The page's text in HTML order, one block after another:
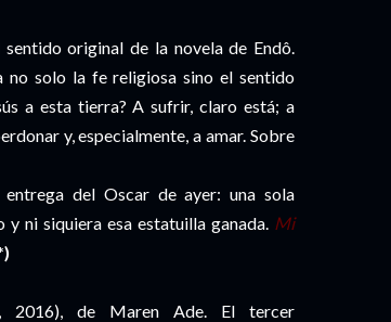
original de la novela de Endô.
no solo la fe religiosa sino el sentido
a esta tierra? A sufrir, claro está; a
y, especialmente, a amar. Sobre
del Oscar de ayer: una sola
ni siquiera esa estatuilla ganada. Mi
2016), de Maren Ade. El tercer